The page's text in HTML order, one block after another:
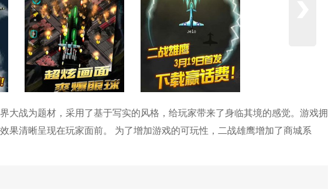
大战为题材，采用了基于写实的风格，给玩家带来了身临其境的感觉。游戏拥
果清晰呈现在玩家面前。 为了增加游戏的可玩性，二战雄鹰增加了商城系